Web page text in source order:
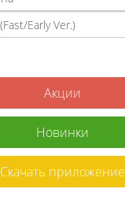
Акции
Новинки
Скачать приложение